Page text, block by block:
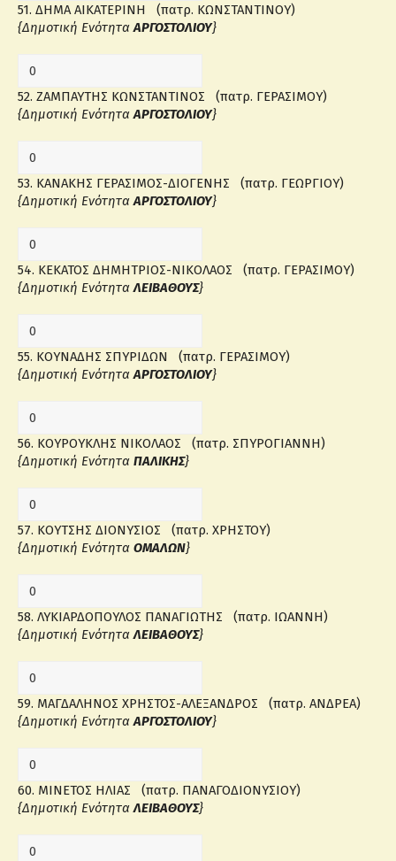
51. ΔΗΜΑ ΑΙΚΑΤΕΡΙΝΗ (πατρ. ΚΩΝΣΤΑΝΤΙΝΟΥ)
{Δημοτική ΕνότηταΑΡΓΟΣΤΟΛΙΟΥ}
52. ΖΑΜΠΑΥΤΗΣ ΚΩΝΣΤΑΝΤΙΝΟΣ (πατρ. ΓΕΡΑΣΙΜΟΥ)
{Δημοτική ΕνότηταΑΡΓΟΣΤΟΛΙΟΥ}
53. ΚΑΝΑΚΗΣ ΓΕΡΑΣΙΜΟΣ-ΔΙΟΓΕΝΗΣ (πατρ. ΓΕΩΡΓΙΟΥ)
{Δημοτική ΕνότηταΑΡΓΟΣΤΟΛΙΟΥ}
54. ΚΕΚΑΤΟΣ ΔΗΜΗΤΡΙΟΣ-ΝΙΚΟΛΑΟΣ (πατρ. ΓΕΡΑΣΙΜΟΥ)
{Δημοτική ΕνότηταΛΕΙΒΑΘΟΥΣ}
55. ΚΟΥΝΑΔΗΣ ΣΠΥΡΙΔΩΝ (πατρ. ΓΕΡΑΣΙΜΟΥ)
{Δημοτική ΕνότηταΑΡΓΟΣΤΟΛΙΟΥ}
56. ΚΟΥΡΟΥΚΛΗΣ ΝΙΚΟΛΑΟΣ (πατρ. ΣΠΥΡΟΓΙΑΝΝΗ)
{Δημοτική Ενότητα ΠΑΛΙΚΗΣ}
57. ΚΟΥΤΣΗΣ ΔΙΟΝΥΣΙΟΣ (πατρ. ΧΡΗΣΤΟΥ)
{Δημοτική Ενότητα ΟΜΑΛΩΝ}
58. ΛΥΚΙΑΡΔΟΠΟΥΛΟΣ ΠΑΝΑΓΙΩΤΗΣ (πατρ. ΙΩΑΝΝΗ)
{Δημοτική ΕνότηταΛΕΙΒΑΘΟΥΣ}
59. ΜΑΓΔΑΛΗΝΟΣ ΧΡΗΣΤΟΣ-ΑΛΕΞΑΝΔΡΟΣ (πατρ. ΑΝΔΡΕΑ)
{Δημοτική ΕνότηταΑΡΓΟΣΤΟΛΙΟΥ}
60. ΜΙΝΕΤΟΣ ΗΛΙΑΣ (πατρ. ΠΑΝΑΓΟΔΙΟΝΥΣΙΟΥ)
{Δημοτική ΕνότηταΛΕΙΒΑΘΟΥΣ}